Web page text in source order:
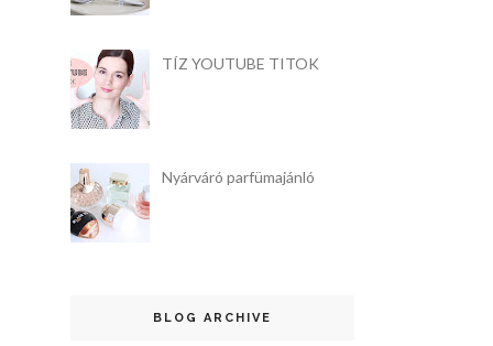
TÍZ YOUTUBE TITOK
Nyárváró parfümajánló
BLOG ARCHIVE